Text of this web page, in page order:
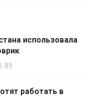
использовала
89
работать в